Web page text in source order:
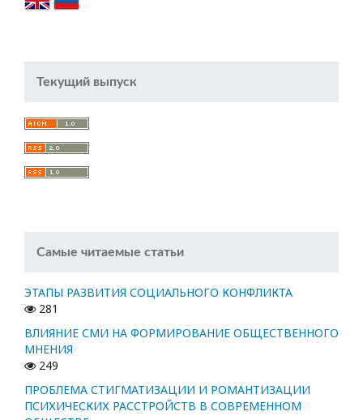
Текущий выпуск
Самые читаемые статьи
ЭТАПЫ РАЗВИТИЯ СОЦИАЛЬНОГО КОНФЛИКТА
281
ВЛИЯНИЕ СМИ НА ФОРМИРОВАНИЕ ОБЩЕСТВЕННОГО
МНЕНИЯ
249
ПРОБЛЕМА СТИГМАТИЗАЦИИ И РОМАНТИЗАЦИИ
ПСИХИЧЕСКИХ РАССТРОЙСТВ В СОВРЕМЕННОМ